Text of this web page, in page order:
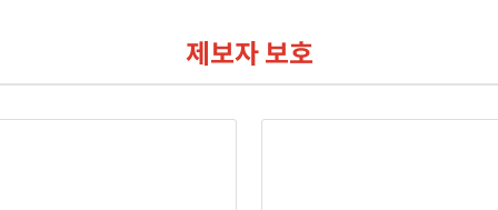
제보자 보호